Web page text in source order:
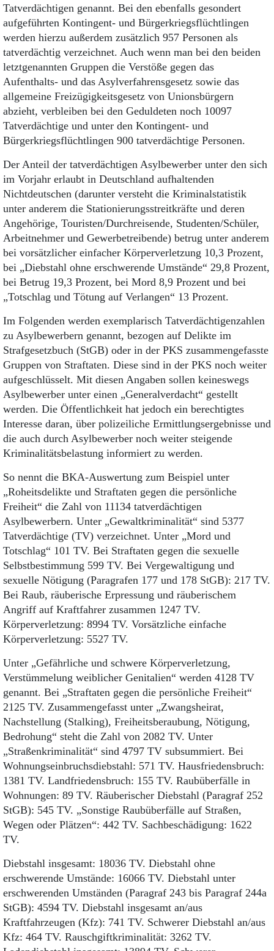
Tatverdächtigen genannt. Bei den ebenfalls gesondert
aufgeführten Kontingent- und Bürgerkriegsflüchtlingen
werden hierzu außerdem zusätzlich 957 Personen als
tatverdächtig verzeichnet. Auch wenn man bei den beiden
letztgenannten Gruppen die Verstöße gegen das
Aufenthalts- und das Asylverfahrensgesetz sowie das
allgemeine Freizügigkeitsgesetz von Unionsbürgern
abzieht, verbleiben bei den Geduldeten noch 10097
Tatverdächtige und unter den Kontingent- und
Bürgerkriegsflüchtlingen 900 tatverdächtige Personen.
Der Anteil der tatverdächtigen Asylbewerber unter den sich
im Vorjahr erlaubt in Deutschland aufhaltenden
Nichtdeutschen (darunter versteht die Kriminalstatistik
unter anderem die Stationierungsstreitkräfte und deren
Angehörige, Touristen/Durchreisende, Studenten/Schüler,
Arbeitnehmer und Gewerbetreibende) betrug unter anderem
bei vorsätzlicher einfacher Körperverletzung 10,3 Prozent,
bei „Diebstahl ohne erschwerende Umstände“ 29,8 Prozent,
bei Betrug 19,3 Prozent, bei Mord 8,9 Prozent und bei
„Totschlag und Tötung auf Verlangen“ 13 Prozent.
Im Folgenden werden exemplarisch Tatverdächtigenzahlen
zu Asylbewerbern genannt, bezogen auf Delikte im
Strafgesetzbuch (StGB) oder in der PKS zusammengefasste
Gruppen von Straftaten. Diese sind in der PKS noch weiter
aufgeschlüsselt. Mit diesen Angaben sollen keineswegs
Asylbewerber unter einen „Generalverdacht“ gestellt
werden. Die Öffentlichkeit hat jedoch ein berechtigtes
Interesse daran, über polizeiliche Ermittlungsergebnisse und
die auch durch Asylbewerber noch weiter steigende
Kriminalitätsbelastung informiert zu werden.
So nennt die BKA-Auswertung zum Beispiel unter
„Roheitsdelikte und Straftaten gegen die persönliche
Freiheit“ die Zahl von 11134 tatverdächtigen
Asylbewerbern. Unter „Gewaltkriminalität“ sind 5377
Tatverdächtige (TV) verzeichnet. Unter „Mord und
Totschlag“ 101 TV. Bei Straftaten gegen die sexuelle
Selbstbestimmung 599 TV. Bei Vergewaltigung und
sexuelle Nötigung (Paragrafen 177 und 178 StGB): 217 TV.
Bei Raub, räuberische Erpressung und räuberischem
Angriff auf Kraftfahrer zusammen 1247 TV.
Körperverletzung: 8994 TV. Vorsätzliche einfache
Körperverletzung: 5527 TV.
Unter „Gefährliche und schwere Körperverletzung,
Verstümmelung weiblicher Genitalien“ werden 4128 TV
genannt. Bei „Straftaten gegen die persönliche Freiheit“
2125 TV. Zusammengefasst unter „Zwangsheirat,
Nachstellung (Stalking), Freiheitsberaubung, Nötigung,
Bedrohung“ steht die Zahl von 2082 TV. Unter
„Straßenkriminalität“ sind 4797 TV subsummiert. Bei
Wohnungseinbruchsdiebstahl: 571 TV. Hausfriedensbruch:
1381 TV. Landfriedensbruch: 155 TV. Raubüberfälle in
Wohnungen: 89 TV. Räuberischer Diebstahl (Paragraf 252
StGB): 545 TV. „Sonstige Raubüberfälle auf Straßen,
Wegen oder Plätzen“: 442 TV. Sachbeschädigung: 1622
TV.
Diebstahl insgesamt: 18036 TV. Diebstahl ohne
erschwerende Umstände: 16066 TV. Diebstahl unter
erschwerenden Umständen (Paragraf 243 bis Paragraf 244a
StGB): 4594 TV. Diebstahl insgesamt an/aus
Kraftfahrzeugen (Kfz): 741 TV. Schwerer Diebstahl an/aus
Kfz: 464 TV. Rauschgiftkriminalität: 3262 TV.